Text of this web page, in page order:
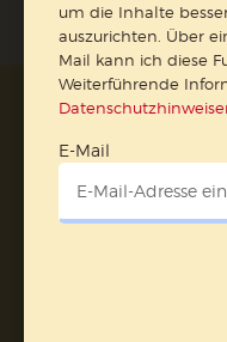
AGB und
um die Inhalte
auszurichten. Über
Mail kann ich diese
Weiterführende
E-Mail